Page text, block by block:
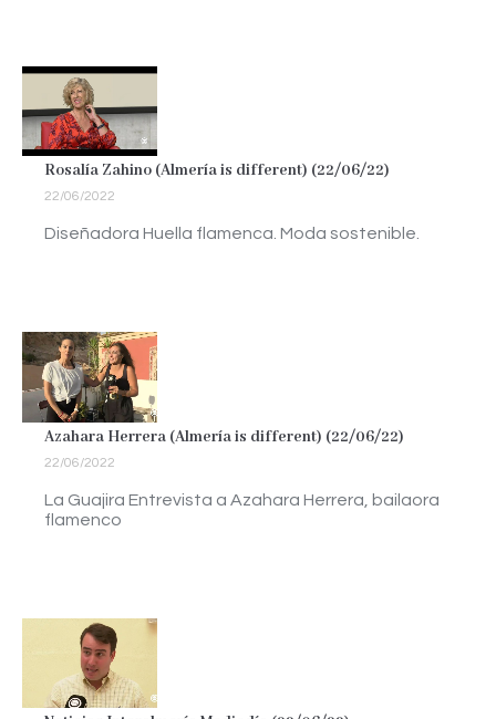
Rosalía Zahino (Almería is different) (22/06/22)
22/06/2022
Diseñadora Huella flamenca. Moda sostenible.
Azahara Herrera (Almería is different) (22/06/22)
22/06/2022
La Guajira Entrevista a Azahara Herrera, bailaora
flamenco